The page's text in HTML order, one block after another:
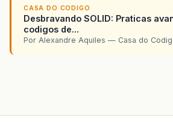
CASA DO CODIGO
Desbravando SOLID: Praticas
codigos de...
Por Alexandre Aquiles — Casa do